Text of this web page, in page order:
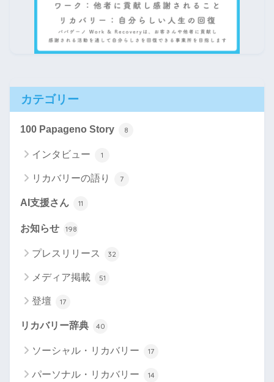
カテゴリー
100 Papageno Story 8
インタビュー 1
リカバリーの語り 7
AI支援さん 11
お知らせ 198
プレスリリース 32
メディア掲載 51
登壇 17
リカバリー辞典 40
ソーシャル・リカバリー 17
パーソナル・リカバリー 14